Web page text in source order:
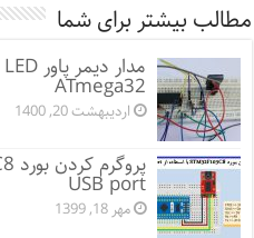
مطالب بیشتر برای شما
ATmega32
اردیبهشت 20, 1400
USB port
مهر 18, 1399